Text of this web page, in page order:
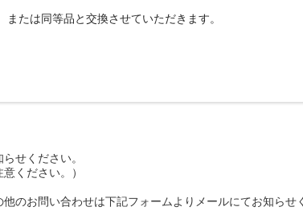
たは同等品と交換させていただきます。
せください。
ください。）
のお問い合わせは下記フォームよりメールにてお知らせ